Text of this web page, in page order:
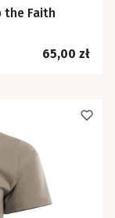
the Faith
Cena
65,00 zł